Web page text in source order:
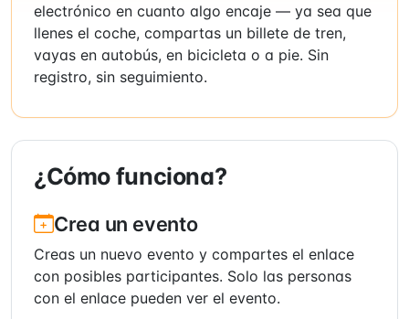
electrónico en cuanto algo encaje — ya sea que
llenes el coche, compartas un billete de tren,
vayas en autobús, en bicicleta o a pie. Sin
registro, sin seguimiento.
¿Cómo funciona?
Crea un evento
Creas un nuevo evento y compartes el enlace
con posibles participantes. Solo las personas
con el enlace pueden ver el evento.